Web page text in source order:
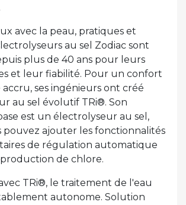
avec la peau, pratiques et
au sel Zodiac sont
plus de 40 ans pour leurs
et leur fiabilité. Pour un confort
ses ingénieurs ont créé
au sel évolutif TRi®. Son
est un électrolyseur au sel,
pouvez ajouter les fonctionnalités
de régulation automatique
de chlore.
avec TRi®, le traitement de l'eau
autonome. Solution